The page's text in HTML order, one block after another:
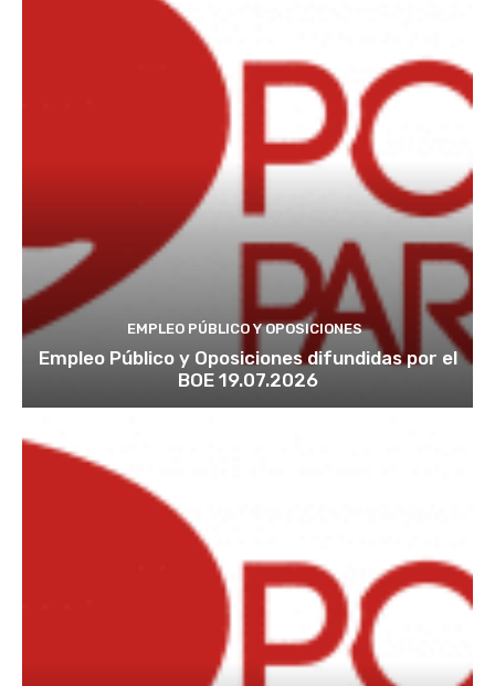
EMPLEO PÚBLICO Y OPOSICIONES
Empleo Público y Oposiciones difundidas por el
BOE 19.07.2026